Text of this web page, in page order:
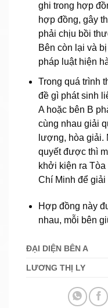
ghi trong hợp
hợp đồng, gây
phải chịu bồi
Bên còn lại và
pháp luật hiện
Trong quá trình
đề gì phát sinh
A hoặc bên B
cùng nhau giải
lượng, hòa giải.
quyết được thì
khởi kiện ra
Chí Minh để giải
Hợp đồng này
nhau, mỗi bên
ĐẠI DIỆN BÊN A
LƯƠNG THỊ LY